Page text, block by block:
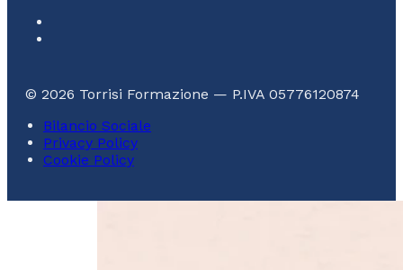
© 2026 Torrisi Formazione — P.IVA 05776120874
Bilancio Sociale
Privacy Policy
Cookie Policy